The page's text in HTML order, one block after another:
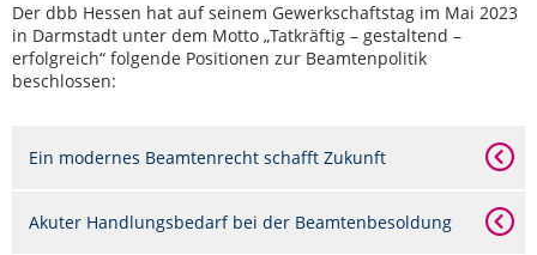
Der dbb Hessen hat auf seinem Gewerkschaftstag im Mai 2023
in Darmstadt unter dem Motto „Tatkräftig – gestaltend –
erfolgreich“ folgende Positionen zur Beamtenpolitik
beschlossen:
Ein modernes Beamtenrecht schafft Zukunft
Akuter Handlungsbedarf bei der Beamtenbesoldung